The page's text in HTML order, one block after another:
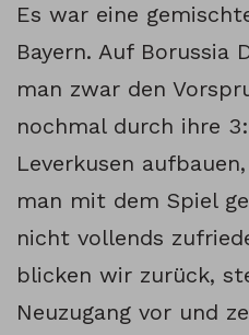
Es war eine
Bayern. Auf Borussia
man zwar den
nochmal durch ihre
Leverkusen
man mit dem Spiel
nicht vollends
blicken wir zurück,
Neuzugang vor und